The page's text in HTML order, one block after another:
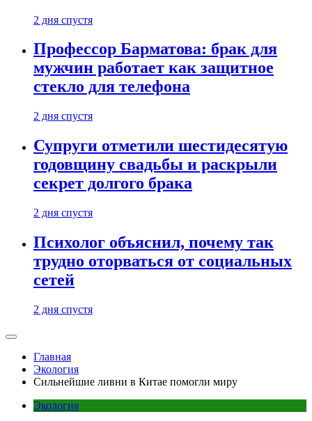
2 дня спустя
Профессор Барматова: брак для
мужчин работает как защитное
стекло для телефона
2 дня спустя
Супруги отметили шестидесятую
годовщину свадьбы и раскрыли
секрет долгого брака
2 дня спустя
Психолог объяснил, почему так
трудно оторваться от социальных
сетей
2 дня спустя
Главная
Экология
Сильнейшие ливни в Китае помогли миру
Экология